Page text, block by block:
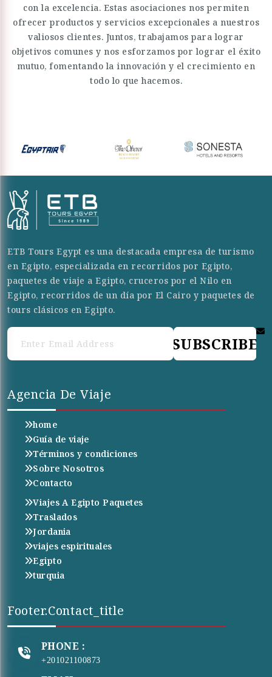
con la excelencia. Estas asociaciones nos permiten
ofrecer productos y servicios excepcionales a nuestros
valiosos clientes. Juntos, trabajamos para lograr
objetivos comunes y nos esforzamos por lograr el éxito
mutuo, fomentando la innovación y el crecimiento en
todo lo que hacemos.
ETB Tours Egypt es una destacada empresa de turismo
en Egipto, especializada en recorridos por Egipto,
paquetes de viaje a Egipto, cruceros por el Nilo en
Egipto, recorridos de un día por El Cairo y paquetes de
tours clásicos en Egipto.
SUBSCRIBE
Agencia De Viaje
home
Guía de viaje
Términos y condiciones
Sobre Nosotros
Contacto
Viajes A Egipto Paquetes
Traslados
Jordania
viajes espirituales
Egipto
turquia
Footer.contact_title
PHONE :
+201021100873